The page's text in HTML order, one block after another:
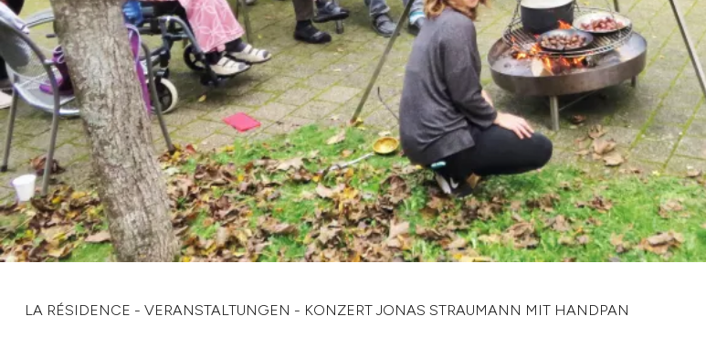
LA RÉSIDENCE - VERANSTALTUNGEN - KONZERT JONAS STRAUMANN MIT HANDPAN